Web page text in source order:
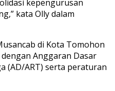
kepengurusan
kata Olly dalam
di Kota Tomohon
Anggaran Dasar
(AD/ART) serta peraturan